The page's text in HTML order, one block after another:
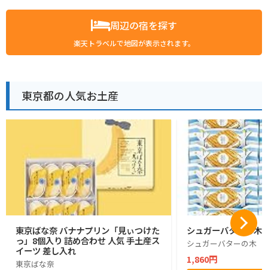
周辺の宿を探す
楽天トラベルで地図が表示されます。
東京都の人気お土産
東京ばな奈 バナナプリン「見ぃつけた
っ」8個入り 詰め合わせ 人気 手土産ス
イーツ 差し入れ
東京ばな奈
シュガーバターの木
シュガーバターの木
1,860円